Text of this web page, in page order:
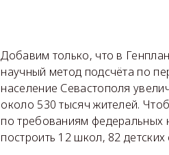
Добавим только, что в
научный метод подсчёта по
население Севастополя
около 530 тысяч жителей.
по требованиям федеральных
построить 12 школ, 82